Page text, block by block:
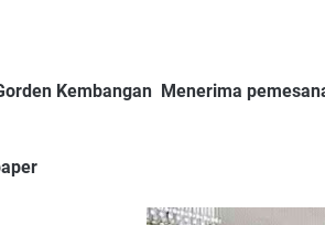
Kembangan Menerima